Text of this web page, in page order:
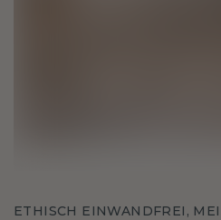
ETHISCH EINWANDFREI,